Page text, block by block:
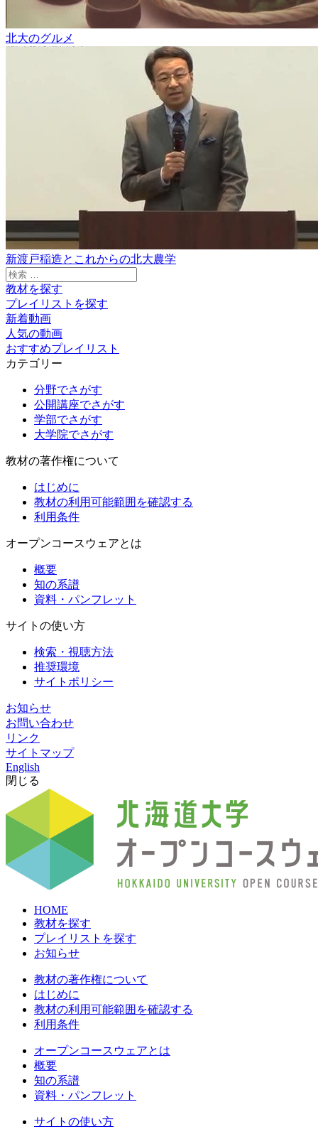
北大のグルメ
新渡戸稲造とこれからの北大農学
検
索:
教材を探す
プレイリストを探す
新着動画
人気の動画
おすすめプレイリスト
カテゴリー
分野でさがす
公開講座でさがす
学部でさがす
大学院でさがす
教材の著作権について
はじめに
教材の利用可能範囲を確認する
利用条件
オープンコースウェアとは
概要
知の系譜
資料・パンフレット
サイトの使い方
検索・視聴方法
推奨環境
サイトポリシー
お知らせ
お問い合わせ
リンク
サイトマップ
English
閉じる
HOME
教材を探す
プレイリストを探す
お知らせ
教材の著作権について
はじめに
教材の利用可能範囲を確認する
利用条件
オープンコースウェアとは
概要
知の系譜
資料・パンフレット
サイトの使い方